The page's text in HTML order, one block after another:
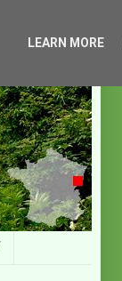
LEARN MORE